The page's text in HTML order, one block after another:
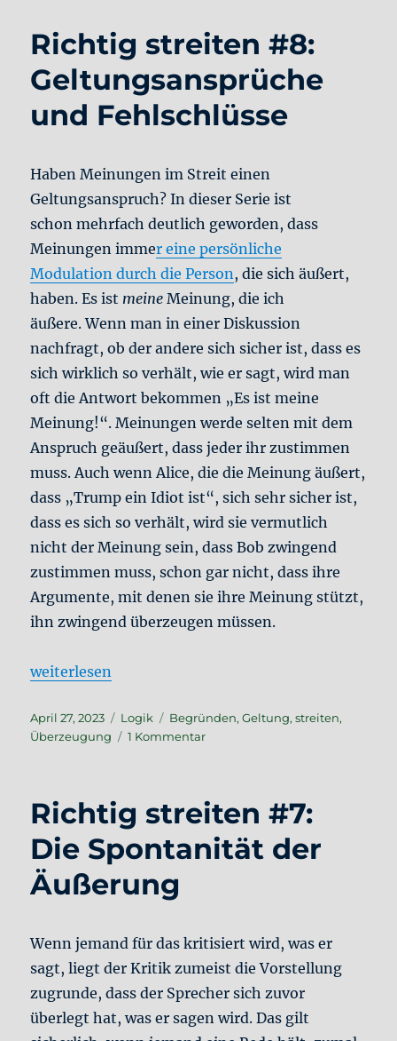
Richtig streiten #8:
Geltungsansprüche
und Fehlschlüsse
Haben Meinungen im Streit einen
Geltungsanspruch? In dieser Serie ist
schon mehrfach deutlich geworden, dass
Meinungen immer eine persönliche
Modulation durch die Person , die sich äußert,
haben. Es ist meine Meinung, die ich
äußere. Wenn man in einer Diskussion
nachfragt, ob der andere sich sicher ist, dass es
sich wirklich so verhält, wie er sagt, wird man
oft die Antwort bekommen „Es ist meine
Meinung!“. Meinungen werde selten mit dem
Anspruch geäußert, dass jeder ihr zustimmen
muss. Auch wenn Alice, die die Meinung äußert,
dass „Trump ein Idiot ist“, sich sehr sicher ist,
dass es sich so verhält, wird sie vermutlich
nicht der Meinung sein, dass Bob zwingend
zustimmen muss, schon gar nicht, dass ihre
Argumente, mit denen sie ihre Meinung stützt,
ihn zwingend überzeugen müssen.
„Richtig streiten #8: Geltungsansprüche und
weiterlesen
Veröffentlicht
am
April 27, 2023 Kategorien
Logik Schlagwörter
Begründen,Geltung,streiten,
Überzeugung
1 Kommentarzu
Geltungsansprüche
und
Fehlschlüsse
Richtig streiten #7:
Die Spontanität der
Äußerung
Wenn jemand für das kritisiert wird, was er
sagt, liegt der Kritik zumeist die Vorstellung
zugrunde, dass der Sprecher sich zuvor
überlegt hat, was er sagen wird. Das gilt